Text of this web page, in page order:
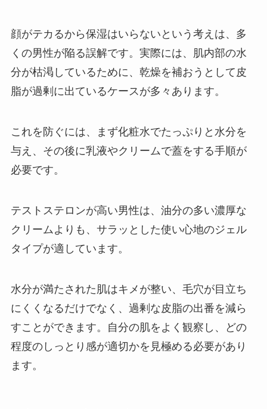
顔がテカるから保湿はいらないという考えは、多
くの男性が陥る誤解です。実際には、肌内部の水
分が枯渇しているために、乾燥を補おうとして皮
脂が過剰に出ているケースが多々あります。
これを防ぐには、まず化粧水でたっぷりと水分を
与え、その後に乳液やクリームで蓋をする手順が
必要です。
テストステロンが高い男性は、油分の多い濃厚な
クリームよりも、サラッとした使い心地のジェル
タイプが適しています。
水分が満たされた肌はキメが整い、毛穴が目立ち
にくくなるだけでなく、過剰な皮脂の出番を減ら
すことができます。自分の肌をよく観察し、どの
程度のしっとり感が適切かを見極める必要があり
ます。